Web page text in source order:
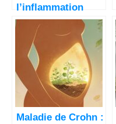
l’inflammation
intestinale est au
cœur de 70% des
maladies.
Maladie de Crohn :